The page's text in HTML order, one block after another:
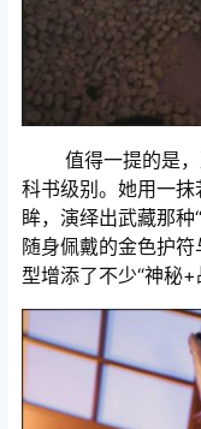
值得一提的是
科书级别。她用一
眸，演绎出武藏那
随身佩戴的金色护
型增添了不少“神秘+